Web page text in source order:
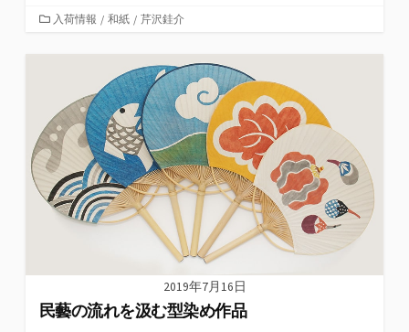
カ
ゴ
入荷情報 / 和紙 / 芹沢銈介
2019年7月16日
民藝の流れを汲む型染め作品